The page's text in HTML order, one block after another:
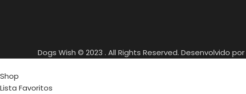
Dogs Wish © 2023 . All Rights Reserved. Desenvolvido por
Shop
Lista Favoritos